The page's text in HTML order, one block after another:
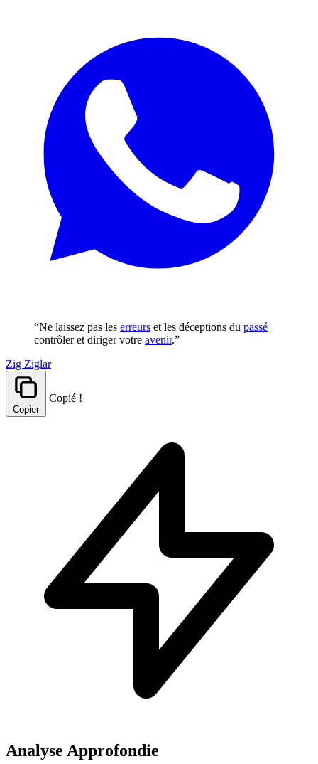
“Ne laissez pas les erreurs et les déceptions du passé
contrôler et diriger votre avenir.”
Zig Ziglar
Copier
Copié !
Analyse Approfondie